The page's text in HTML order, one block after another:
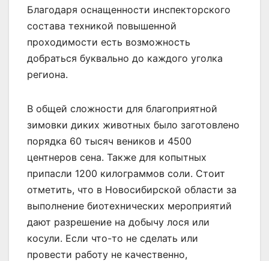
Благодаря оснащенности инспекторского
состава техникой повышенной
проходимости есть возможность
добраться буквально до каждого уголка
региона.
В общей сложности для благоприятной
зимовки диких животных было заготовлено
порядка 60 тысяч веников и 4500
центнеров сена. Также для копытных
припасли 1200 килограммов соли. Стоит
отметить, что в Новосибирской области за
выполнение биотехнических мероприятий
дают разрешение на добычу лося или
косули. Если что-то не сделать или
провести работу не качественно,